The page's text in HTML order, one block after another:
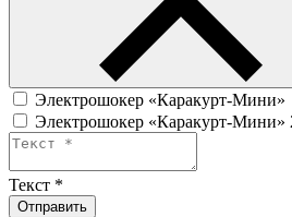
Электрошокер «Каракурт-Мини»
Электрошокер «Каракурт-Мини»
Текст *
Отправить